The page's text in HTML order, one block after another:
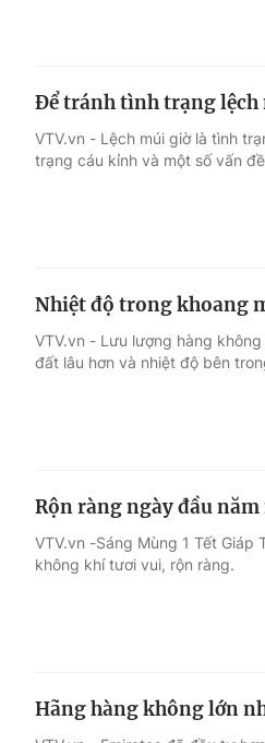
Để tránh tình trạng lệch
VTV.vn - Lệch múi giờ là tình
trạng cáu kỉnh và một số vấn
Nhiệt độ trong khoang
VTV.vn - Lưu lượng hàng
đất lâu hơn và nhiệt độ bên
Rộn ràng ngày đầu
VTV.vn -Sáng Mùng 1 Tết
không khí tươi vui, rộn ràng.
Hãng hàng không lớn